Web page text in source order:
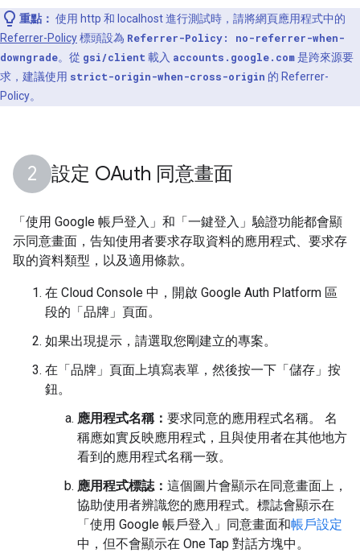
重點： 使用 http 和 localhost 進行測試時，請將網頁應用程式中的
Referrer-Policy標頭設為 Referrer-Policy: no-referrer-when-
downgrade。從 gsi/client 載入 accounts.google.com是跨來源要
求，建議使用 strict-origin-when-cross-origin 的 Referrer-
Policy。
設定 OAuth 同意畫面
「使用 Google 帳戶登入」和「一鍵登入」驗證功能都會顯
示同意畫面，告知使用者要求存取資料的應用程式、要求存
取的資料類型，以及適用條款。
在 Cloud Console 中，開啟 Google Auth Platform 區
段的「品牌」頁面。
如果出現提示，請選取您剛建立的專案。
在「品牌」頁面上填寫表單，然後按一下「儲存」按
鈕。
應用程式名稱： 要求同意的應用程式名稱。 名
稱應如實反映應用程式，且與使用者在其他地方
看到的應用程式名稱一致。
應用程式標誌： 這個圖片會顯示在同意畫面上，
協助使用者辨識您的應用程式。標誌會顯示在
「使用 Google 帳戶登入」同意畫面和帳戶設定
中，但不會顯示在 One Tap 對話方塊中。